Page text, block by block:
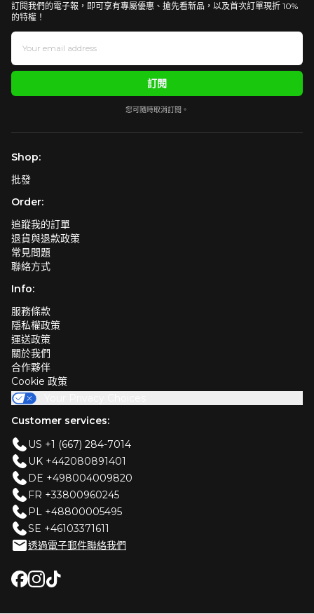
訂閱我們的電子報，即可享有專屬優惠、搶先看新品，以及首次訂單現折 10%
的特權！
訂閱
您可隨時取消訂閱。
Shop:
批發
Order:
追蹤我的訂單
退貨與退款政策
常見問題
聯絡方式
Info:
服務條款
隱私權政策
運送政策
關於我們
合作夥伴
Cookie 政策
Customer services:
US +1 (667) 284-7014
UK +442080891401
DE +498004009820
FR +33800960245
PL +48800005495
SE +46103371611
透過電子郵件聯絡我們